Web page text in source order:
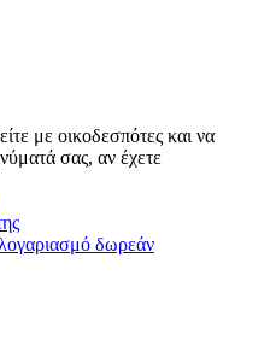
με οικοδεσπότες και να
σας, αν έχετε
δωρεάν